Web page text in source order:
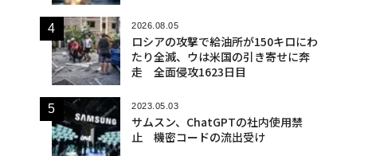
2026.08.05
ロシアの攻撃で給油所が150キロにわ
たり全滅、ウは米国の引き寄せに奔
走 全面侵攻1623日目
2023.05.03
サムスン、ChatGPTの社内使用禁
止 機密コードの流出受け